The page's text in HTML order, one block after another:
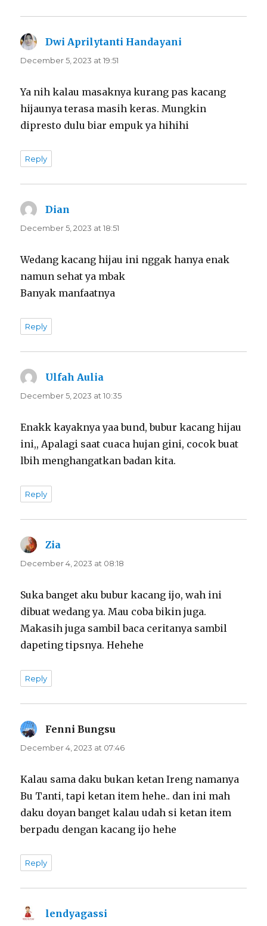
Dwi Aprilytanti Handayani
December 5, 2023 at 19:51
Ya nih kalau masaknya kurang pas kacang
hijaunya terasa masih keras. Mungkin
dipresto dulu biar empuk ya hihihi
Reply
Dian
December 5, 2023 at 18:51
Wedang kacang hijau ini nggak hanya enak
namun sehat ya mbak
Banyak manfaatnya
Reply
Ulfah Aulia
December 5, 2023 at 10:35
Enakk kayaknya yaa bund, bubur kacang hijau
ini,, Apalagi saat cuaca hujan gini, cocok buat
lbih menghangatkan badan kita.
Reply
Zia
December 4, 2023 at 08:18
Suka banget aku bubur kacang ijo, wah ini
dibuat wedang ya. Mau coba bikin juga.
Makasih juga sambil baca ceritanya sambil
dapeting tipsnya. Hehehe
Reply
Fenni Bungsu
December 4, 2023 at 07:46
Kalau sama daku bukan ketan Ireng namanya
Bu Tanti, tapi ketan item hehe.. dan ini mah
daku doyan banget kalau udah si ketan item
berpadu dengan kacang ijo hehe
Reply
lendyagassi